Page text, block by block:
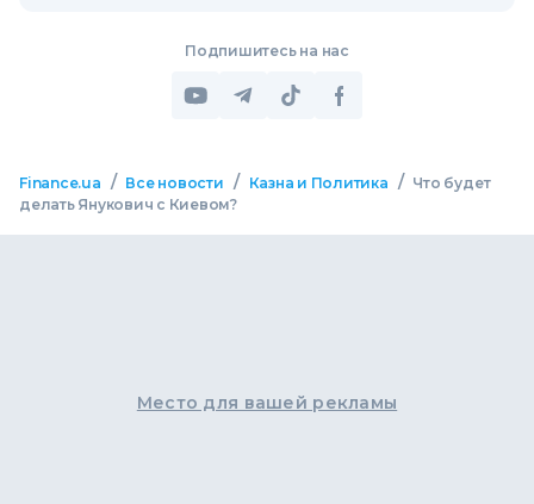
Подпишитесь на нас
Finance.ua / Все новости / Казна и Политика / Что будет
делать Янукович с Киевом?
Место для вашей рекламы